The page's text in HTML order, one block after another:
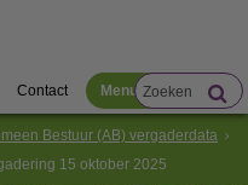
Contact Menu
Bestuur (AB) vergaderdata
15 oktober 2025